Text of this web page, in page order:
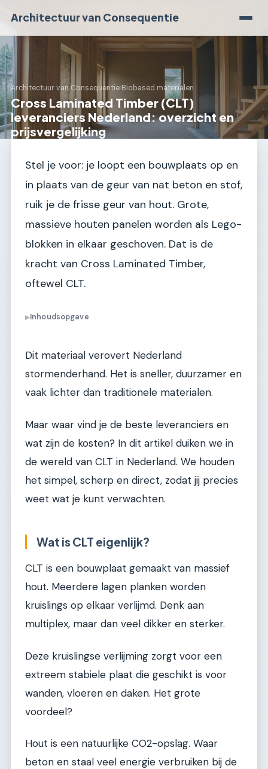
Architectuur van Consequentie
Architectuur van Consequentie›Biobased materialen
Cross Laminated Timber (CLT)
leveranciers Nederland: overzicht en
prijsvergelijking
Stel je voor: je loopt een bouwplaats op en
in plaats van de geur van nat beton en stof,
ruik je de frisse geur van hout. Grote,
massieve houten panelen worden als Lego-
blokken in elkaar geschoven. Dat is de
kracht van Cross Laminated Timber,
oftewel CLT.
▶Inhoudsopgave
Dit materiaal verovert Nederland
stormenderhand. Het is sneller, duurzamer en
vaak lichter dan traditionele materialen.
Maar waar vind je de beste leveranciers en
wat zijn de kosten? In dit artikel duiken we in
de wereld van CLT in Nederland. We houden
het simpel, scherp en direct, zodat jij precies
weet wat je kunt verwachten.
Wat is CLT eigenlijk?
CLT is een bouwplaat gemaakt van massief
hout. Meerdere lagen planken worden
kruislings op elkaar verlijmd. Denk aan
multiplex, maar dan veel dikker en sterker.
Deze kruislingse verlijming zorgt voor een
extreem stabiele plaat die geschikt is voor
wanden, vloeren en daken. Het grote
voordeel?
Hout is een natuurlijke CO2-opslag. Waar
beton en staal veel energie verbruiken bij de